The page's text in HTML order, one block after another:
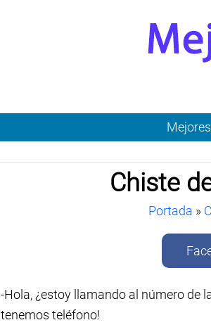
Chiste
Portada »
-Hola, ¿estoy llamando al número de
tenemos teléfono!